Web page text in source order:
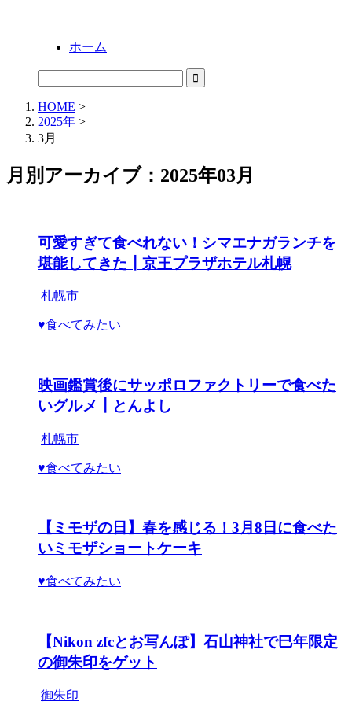
ホーム
HOME >
2025年 >
3月
月別アーカイブ：2025年03月
可愛すぎて食べれない！シマエナガランチを
堪能してきた┃京王プラザホテル札幌
札幌市
♥食べてみたい
映画鑑賞後にサッポロファクトリーで食べた
いグルメ┃とんよし
札幌市
♥食べてみたい
【ミモザの日】春を感じる！3月8日に食べた
いミモザショートケーキ
♥食べてみたい
【Nikon zfcとお写んぽ】石山神社で巳年限定
の御朱印をゲット
御朱印